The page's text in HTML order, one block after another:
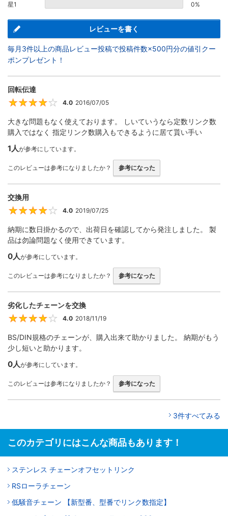
星1 0%
レビューを書く
毎月3件以上の商品レビュー投稿で投稿件数×500円分の値引クー
ポンプレゼント！
回転伝達
4
4.0 2016/07/05
大きな問題もなく使えております。 しいていうなら定数リンク数
購入ではなく 指定リンク数購入もできるように居て貰い手い
1人が参考にしています。
このレビューは参考になりましたか？ 参考になった
交換用
4
4.0 2019/07/25
納期に数日掛かるので、出荷日を確認してから発注しました。 製
品は勿論問題なく使用できています。
0人が参考にしています。
このレビューは参考になりましたか？ 参考になった
劣化したチェーンを交換
4.0 2018/11/19
BS/DIN規格のチェーンが、購入出来て助かりました。 納期がもう
少し短いと助かります。
0人が参考にしています。
このレビューは参考になりましたか？ 参考になった
3件すべてみる
このカテゴリにはこんな商品もあります！
ステンレス チェーンオフセットリンク
RSローラチェーン
低騒音チェーン 【新型番、型番でリンク数指定】